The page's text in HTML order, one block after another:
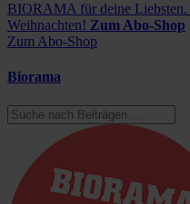
BIORAMA für deine Liebsten.
Weihnachten! Zum Abo-Shop
Zum Abo-Shop
Biorama